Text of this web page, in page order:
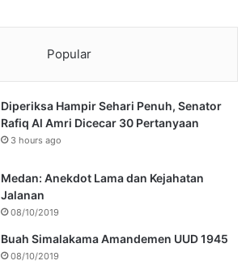
Popular
Diperiksa Hampir Sehari Penuh, Senator
Rafiq Al Amri Dicecar 30 Pertanyaan
3 hours ago
Medan: Anekdot Lama dan Kejahatan
Jalanan
08/10/2019
Buah Simalakama Amandemen UUD 1945
08/10/2019